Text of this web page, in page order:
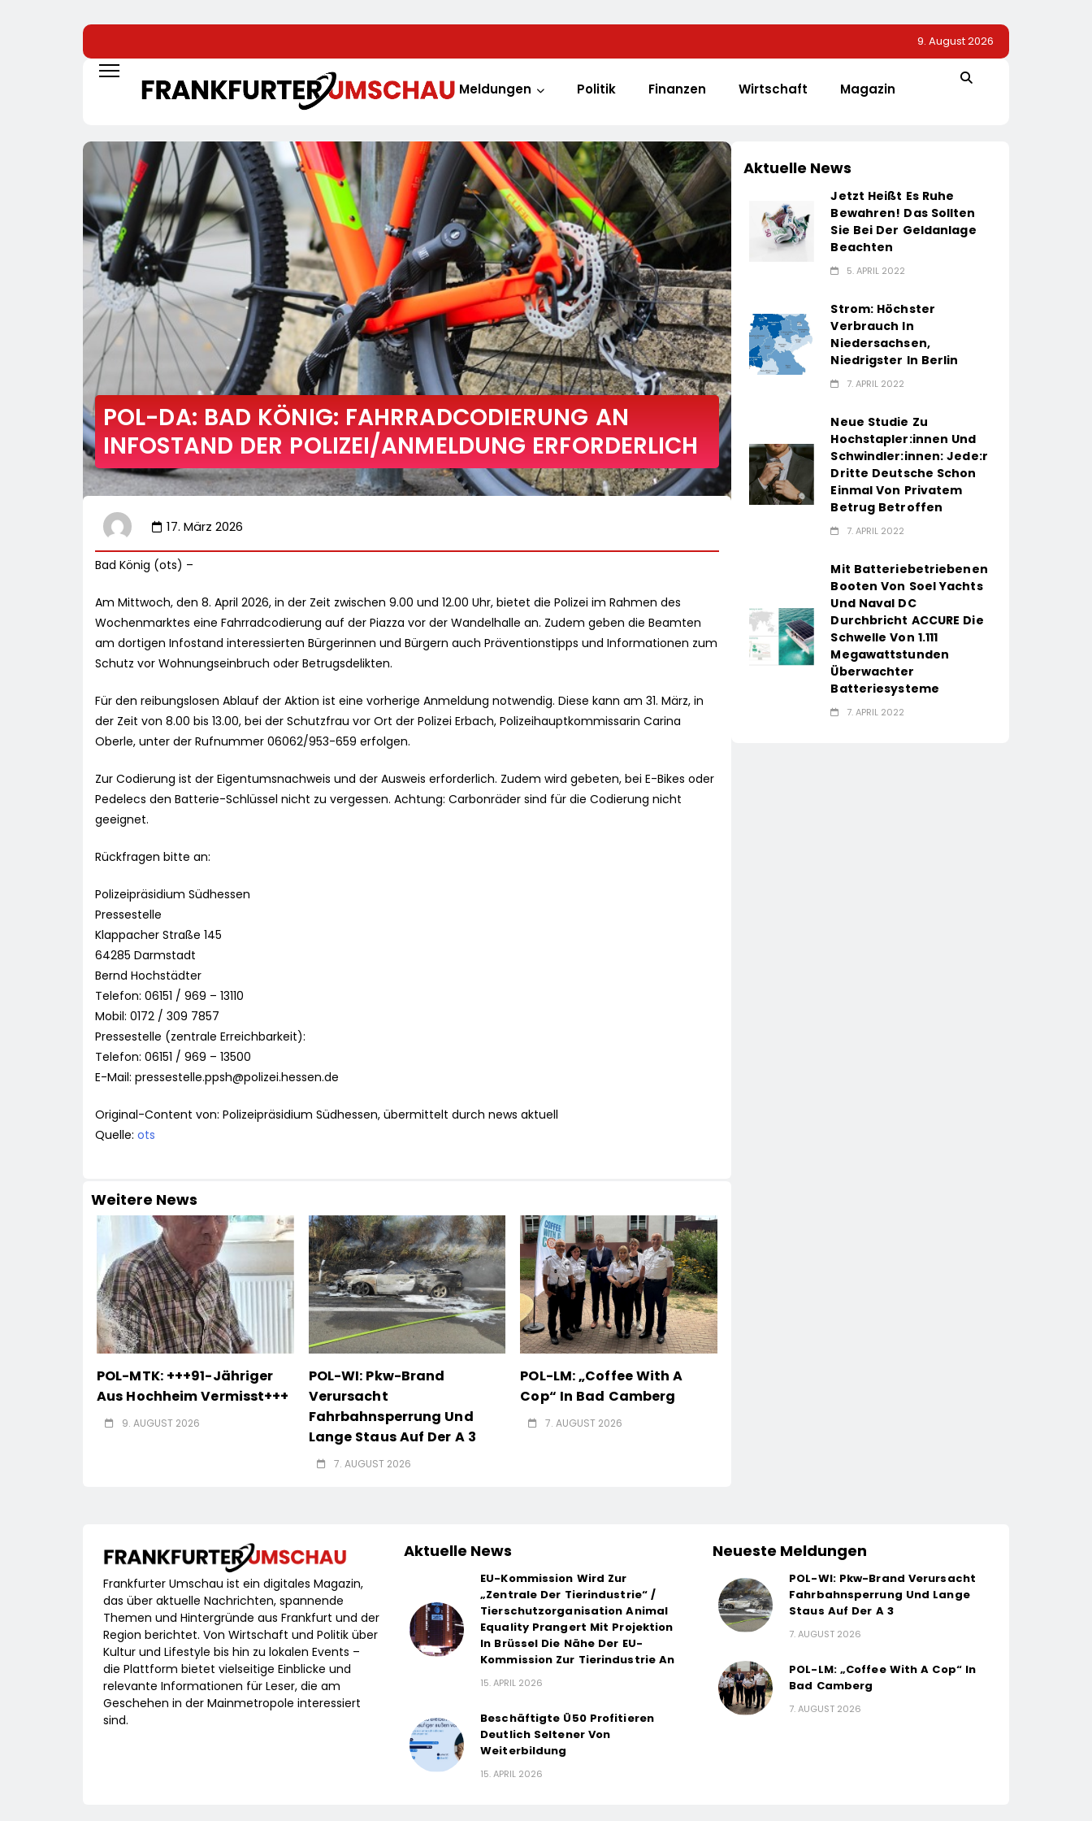
9. August 2026
Meldungen Politik Finanzen Wirtschaft Magazin
POL-DA: BAD KÖNIG: FAHRRADCODIERUNG AN
INFOSTAND DER POLIZEI/ANMELDUNG ERFORDERLICH
17. März 2026
Bad König (ots) –
Am Mittwoch, den 8. April 2026, in der Zeit zwischen 9.00 und 12.00 Uhr, bietet die Polizei im Rahmen des
Wochenmarktes eine Fahrradcodierung auf der Piazza vor der Wandelhalle an. Zudem geben die Beamten
am dortigen Infostand interessierten Bürgerinnen und Bürgern auch Präventionstipps und Informationen zum
Schutz vor Wohnungseinbruch oder Betrugsdelikten.
Für den reibungslosen Ablauf der Aktion ist eine vorherige Anmeldung notwendig. Diese kann am 31. März, in
der Zeit von 8.00 bis 13.00, bei der Schutzfrau vor Ort der Polizei Erbach, Polizeihauptkommissarin Carina
Oberle, unter der Rufnummer 06062/953-659 erfolgen.
Zur Codierung ist der Eigentumsnachweis und der Ausweis erforderlich. Zudem wird gebeten, bei E-Bikes oder
Pedelecs den Batterie-Schlüssel nicht zu vergessen. Achtung: Carbonräder sind für die Codierung nicht
geeignet.
Rückfragen bitte an:
Polizeipräsidium Südhessen
Pressestelle
Klappacher Straße 145
64285 Darmstadt
Bernd Hochstädter
Telefon: 06151 / 969 – 13110
Mobil: 0172 / 309 7857
Pressestelle (zentrale Erreichbarkeit):
Telefon: 06151 / 969 – 13500
E-Mail: pressestelle.ppsh@polizei.hessen.de
Original-Content von: Polizeipräsidium Südhessen, übermittelt durch news aktuell
Quelle: ots
Weitere News
POL-MTK: +++91-Jähriger
Aus Hochheim Vermisst+++
9. AUGUST 2026
POL-WI: Pkw-Brand
Verursacht
Fahrbahnsperrung Und
Lange Staus Auf Der A 3
7. AUGUST 2026
POL-LM: „Coffee With A
Cop“ In Bad Camberg
7. AUGUST 2026
Aktuelle News
Jetzt Heißt Es Ruhe
Bewahren! Das Sollten
Sie Bei Der Geldanlage
Beachten
5. APRIL 2022
Strom: Höchster
Verbrauch In
Niedersachsen,
Niedrigster In Berlin
7. APRIL 2022
Neue Studie Zu
Hochstapler:innen Und
Schwindler:innen: Jede:r
Dritte Deutsche Schon
Einmal Von Privatem
Betrug Betroffen
7. APRIL 2022
Mit Batteriebetriebenen
Booten Von Soel Yachts
Und Naval DC
Durchbricht ACCURE Die
Schwelle Von 1.111
Megawattstunden
Überwachter
Batteriesysteme
7. APRIL 2022
Frankfurter Umschau ist ein digitales Magazin,
das über aktuelle Nachrichten, spannende
Themen und Hintergründe aus Frankfurt und der
Region berichtet. Von Wirtschaft und Politik über
Kultur und Lifestyle bis hin zu lokalen Events –
die Plattform bietet vielseitige Einblicke und
relevante Informationen für Leser, die am
Geschehen in der Mainmetropole interessiert
sind.
Aktuelle News
EU-Kommission Wird Zur
„Zentrale Der Tierindustrie“ /
Tierschutzorganisation Animal
Equality Prangert Mit Projektion
In Brüssel Die Nähe Der EU-
Kommission Zur Tierindustrie An
15. APRIL 2026
Beschäftigte Ü50 Profitieren
Deutlich Seltener Von
Weiterbildung
15. APRIL 2026
Neueste Meldungen
POL-WI: Pkw-Brand Verursacht
Fahrbahnsperrung Und Lange
Staus Auf Der A 3
7. AUGUST 2026
POL-LM: „Coffee With A Cop“ In
Bad Camberg
7. AUGUST 2026